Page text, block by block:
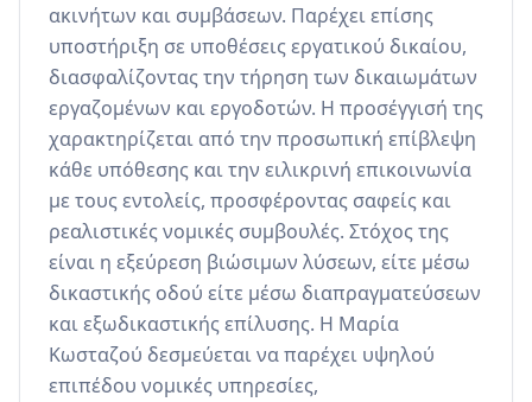
ακινήτων και συμβάσεων. Παρέχει επίσης
υποστήριξη σε υποθέσεις εργατικού δικαίου,
διασφαλίζοντας την τήρηση των δικαιωμάτων
εργαζομένων και εργοδοτών. Η προσέγγισή της
χαρακτηρίζεται από την προσωπική επίβλεψη
κάθε υπόθεσης και την ειλικρινή επικοινωνία
με τους εντολείς, προσφέροντας σαφείς και
ρεαλιστικές νομικές συμβουλές. Στόχος της
είναι η εξεύρεση βιώσιμων λύσεων, είτε μέσω
δικαστικής οδού είτε μέσω διαπραγματεύσεων
και εξωδικαστικής επίλυσης. Η Μαρία
Κωσταζού δεσμεύεται να παρέχει υψηλού
επιπέδου νομικές υπηρεσίες,